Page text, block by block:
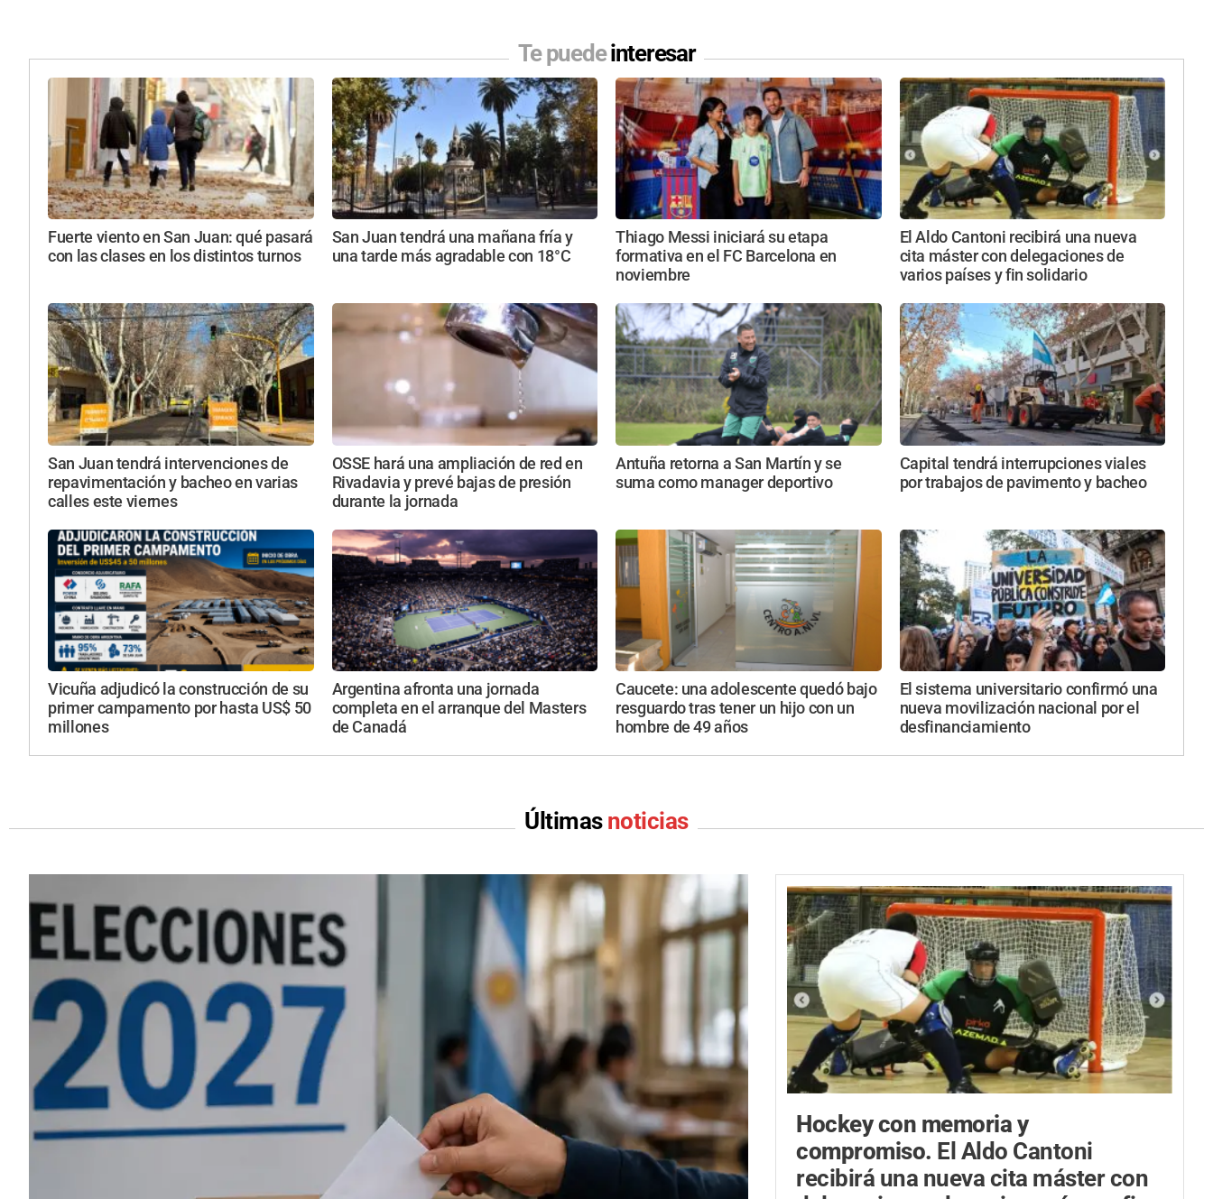
Te puedeinteresar
Fuerte viento en San Juan: qué pasará
con las clases en los distintos turnos
San Juan tendrá una mañana fría y
una tarde más agradable con 18°C
Thiago Messi iniciará su etapa
formativa en el FC Barcelona en
noviembre
El Aldo Cantoni recibirá una nueva
cita máster con delegaciones de
varios países y fin solidario
San Juan tendrá intervenciones de
repavimentación y bacheo en varias
calles este viernes
OSSE hará una ampliación de red en
Rivadavia y prevé bajas de presión
durante la jornada
Antuña retorna a San Martín y se
suma como manager deportivo
Capital tendrá interrupciones viales
por trabajos de pavimento y bacheo
Vicuña adjudicó la construcción de su
primer campamento por hasta US$ 50
millones
Argentina afronta una jornada
completa en el arranque del Masters
de Canadá
Caucete: una adolescente quedó bajo
resguardo tras tener un hijo con un
hombre de 49 años
El sistema universitario confirmó una
nueva movilización nacional por el
desfinanciamiento
Últimas noticias
Hockey con memoria y
compromiso. El Aldo Cantoni
recibirá una nueva cita máster con